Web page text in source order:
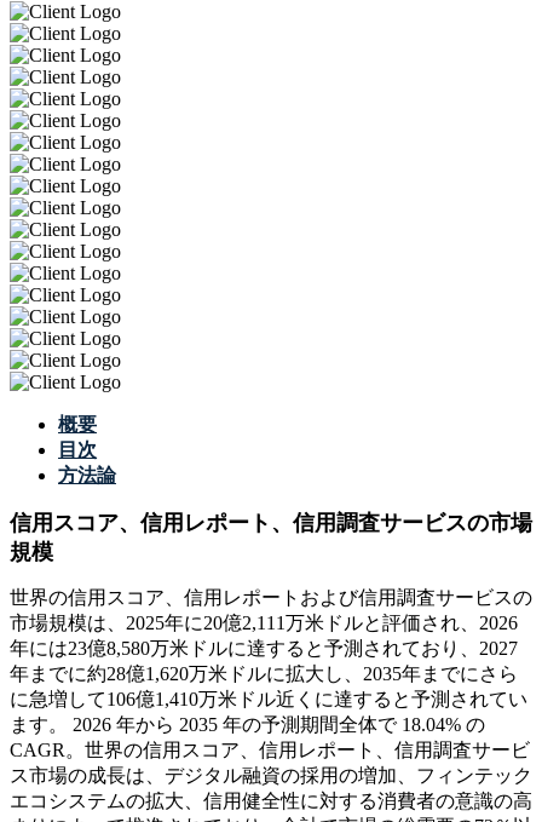
概要
目次
方法論
信用スコア、信用レポート、信用調査サービスの市場
規模
世界の信用スコア、信用レポートおよび信用調査サービスの
市場規模は、2025年に20億2,111万米ドルと評価され、2026
年には23億8,580万米ドルに達すると予測されており、2027
年までに約28億1,620万米ドルに拡大し、2035年までにさら
に急増して106億1,410万米ドル近くに達すると予測されてい
ます。 2026 年から 2035 年の予測期間全体で 18.04% の
CAGR。世界の信用スコア、信用レポート、信用調査サービ
ス市場の成長は、デジタル融資の採用の増加、フィンテック
エコシステムの拡大、信用健全性に対する消費者の意識の高